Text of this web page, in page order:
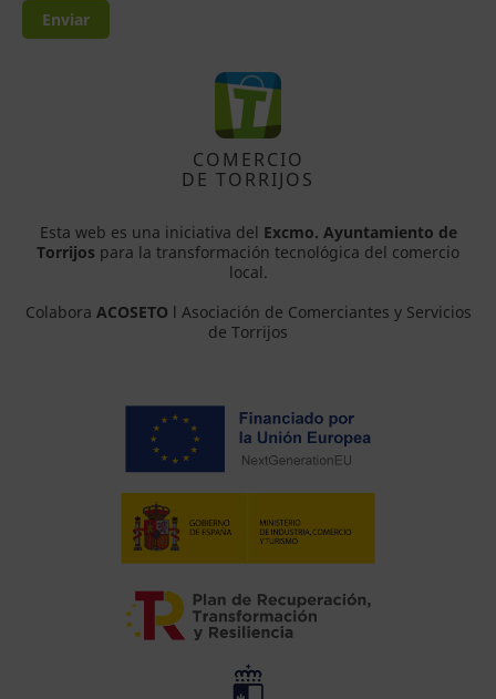
Enviar
COMERCIO
DE TORRIJOS
Esta web es una iniciativa del Excmo. Ayuntamiento de
Torrijos para la transformación tecnológica del comercio
local.
Colabora ACOSETO l Asociación de Comerciantes y Servicios
de Torrijos